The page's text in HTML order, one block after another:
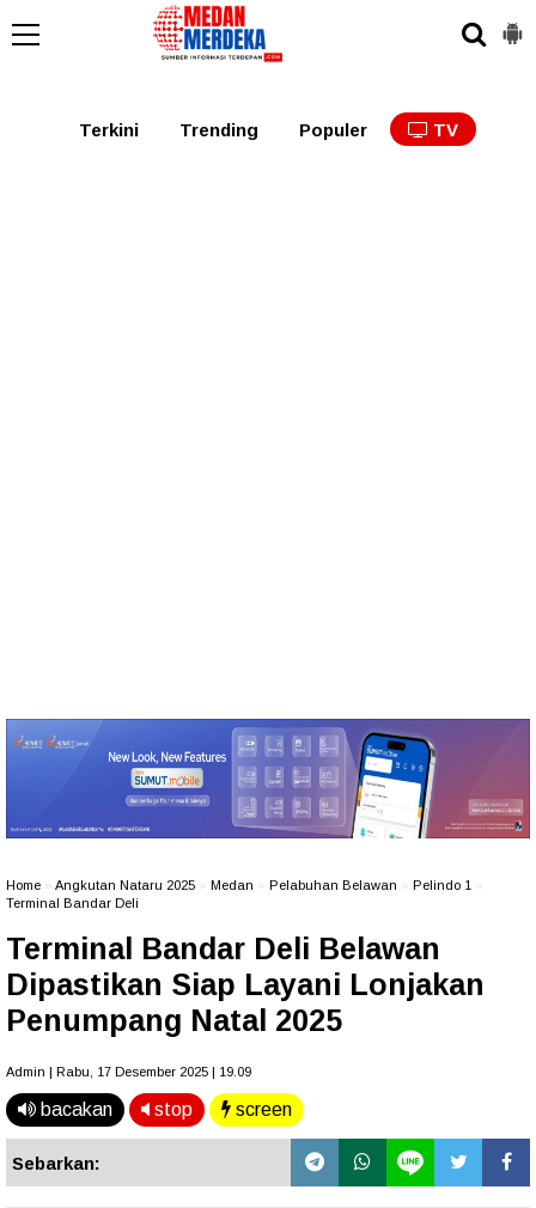
Tabagsel Tapanuli
Terkini Trending Populer TV
Home Angkutan Nataru 2025 Medan Pelabuhan Belawan Pelindo 1
Terminal Bandar Deli
Terminal Bandar Deli Belawan
Dipastikan Siap Layani Lonjakan
Penumpang Natal 2025
Admin | Rabu, 17 Desember 2025 | 19.09
bacakan stop screen
Sebarkan: